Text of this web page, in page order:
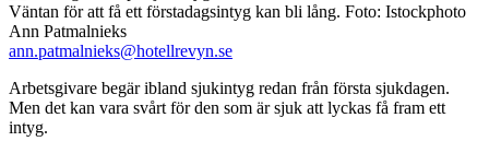
Väntan för att få ett förstadagsintyg kan bli lång. Foto: Istockphoto
Ann Patmalnieks
ann.patmalnieks@hotellrevyn.se
Arbetsgivare begär ibland sjukintyg redan från första sjukdagen.
Men det kan vara svårt för den som är sjuk att lyckas få fram ett
intyg.